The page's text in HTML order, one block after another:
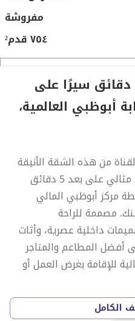
مفروشة
٧٥٤ قدم²
إطلالات على القناة | 5 دقائق سيرًا على
أبوظبي العالمية،
من هذه الشقة الأنيقة
والمريحة، والتي تقع في مكان مثالي على بعد 5 دقائق
مركز أبوظبي المالي
مصممة للراحة
داخلية عصرية، وأثاث
أفضل المطاعم والمتاجر
للإقامة بغرض العمل أو
الكامل